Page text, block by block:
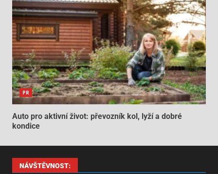
PR
Auto pro aktivní život: převozník kol, lyží a dobré
kondice
NÁVŠTĚVNOST: